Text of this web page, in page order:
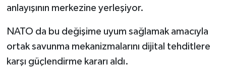
anlayışının merkezine yerleşiyor.
NATO da bu değişime uyum sağlamak amacıyla
ortak savunma mekanizmalarını dijital tehditlere
karşı güçlendirme kararı aldı.